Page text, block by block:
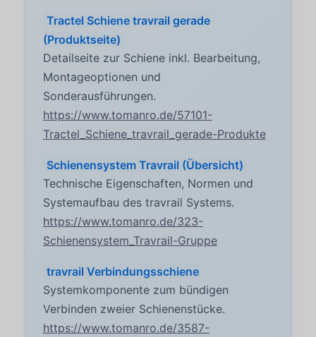
Tractel Schiene travrail gerade
(Produktseite)
Detailseite zur Schiene inkl. Bearbeitung,
Montageoptionen und
Sonderausführungen.
https://www.tomanro.de/57101-
Tractel_Schiene_travrail_gerade-Produkte
Schienensystem Travrail (Übersicht)
Technische Eigenschaften, Normen und
Systemaufbau des travrail Systems.
https://www.tomanro.de/323-
Schienensystem_Travrail-Gruppe
travrail Verbindungsschiene
Systemkomponente zum bündigen
Verbinden zweier Schienenstücke.
https://www.tomanro.de/3587-